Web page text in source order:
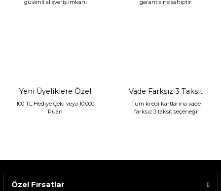
güvenli alışveriş imkanı
garantisine sahiptir.
Yeni Üyeliklere Özel
100 TL Hediye Çeki veya 10.000
Puan
Vade Farksız 3 Taksit
Tüm kredi kartlarına vade
farksız 3 taksit seçeneği
Özel Fırsatlar